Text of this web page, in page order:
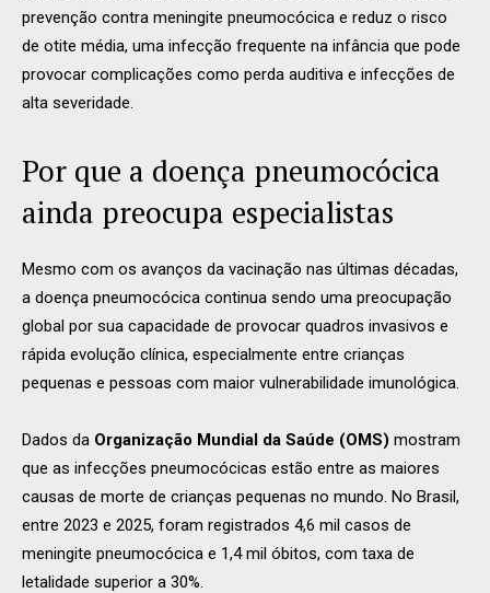
prevenção contra meningite pneumocócica e reduz o risco
de otite média, uma infecção frequente na infância que pode
provocar complicações como perda auditiva e infecções de
alta severidade.
Por que a doença pneumocócica
ainda preocupa especialistas
Mesmo com os avanços da vacinação nas últimas décadas,
a doença pneumocócica continua sendo uma preocupação
global por sua capacidade de provocar quadros invasivos e
rápida evolução clínica, especialmente entre crianças
pequenas e pessoas com maior vulnerabilidade imunológica.
Dados da Organização Mundial da Saúde (OMS) mostram
que as infecções pneumocócicas estão entre as maiores
causas de morte de crianças pequenas no mundo. No Brasil,
entre 2023 e 2025, foram registrados 4,6 mil casos de
meningite pneumocócica e 1,4 mil óbitos, com taxa de
letalidade superior a 30%.